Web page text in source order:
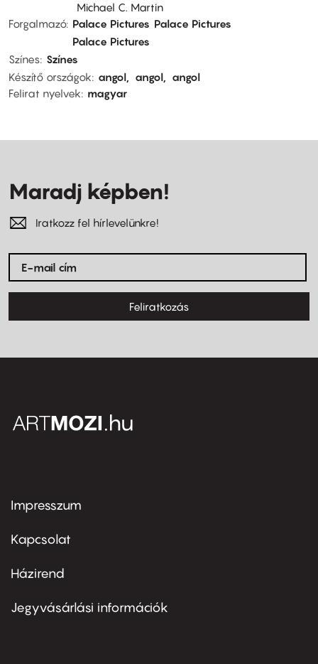
Michael C. Martin
Forgalmazó Palace Pictures Palace Pictures
Palace Pictures
Színes Színes
Készítő országok
angol angol
angol
Felirat nyelvek
magyar
Maradj képben!
Iratkozz fel hírlevelünkre!
Feliratkozás
Footer
first
Impresszum
Kapcsolat
Footer
second
Házirend
Jegyvásárlási információk